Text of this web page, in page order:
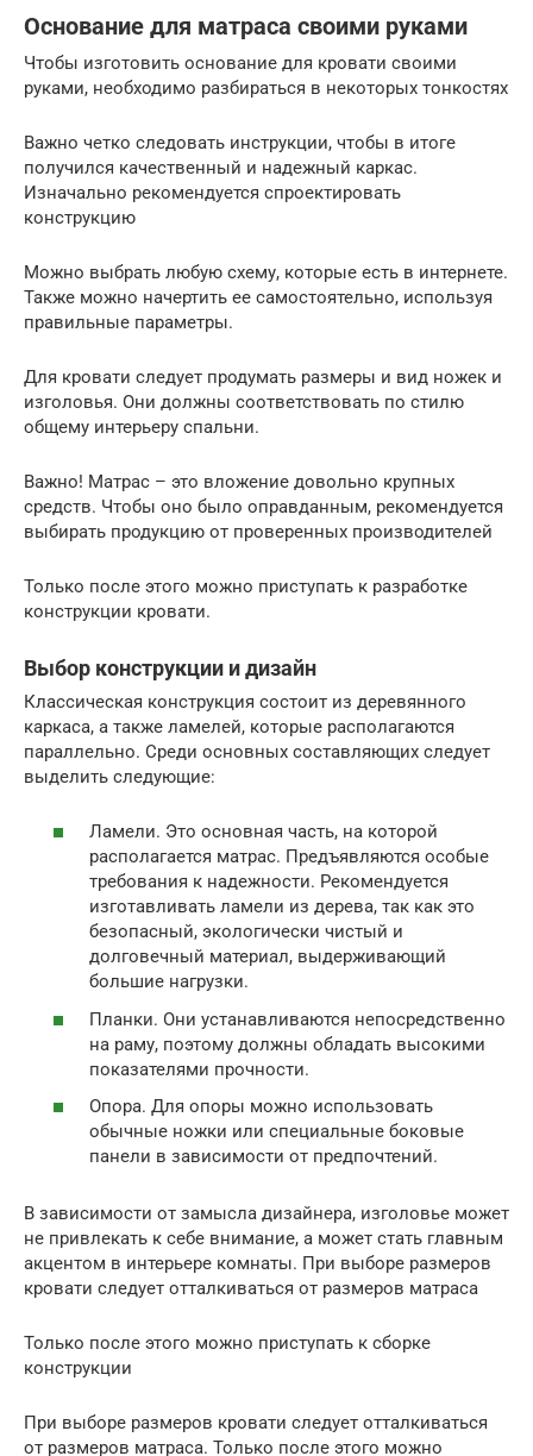
Основание для матраса своими руками
Чтобы изготовить основание для кровати своими
руками, необходимо разбираться в некоторых тонкостях
Важно четко следовать инструкции, чтобы в итоге
получился качественный и надежный каркас.
Изначально рекомендуется спроектировать
конструкцию
Можно выбрать любую схему, которые есть в интернете.
Также можно начертить ее самостоятельно, используя
правильные параметры.
Для кровати следует продумать размеры и вид ножек и
изголовья. Они должны соответствовать по стилю
общему интерьеру спальни.
Важно! Матрас – это вложение довольно крупных
средств. Чтобы оно было оправданным, рекомендуется
выбирать продукцию от проверенных производителей
Только после этого можно приступать к разработке
конструкции кровати.
Выбор конструкции и дизайн
Классическая конструкция состоит из деревянного
каркаса, а также ламелей, которые располагаются
параллельно. Среди основных составляющих следует
выделить следующие:
Ламели. Это основная часть, на которой
располагается матрас. Предъявляются особые
требования к надежности. Рекомендуется
изготавливать ламели из дерева, так как это
безопасный, экологически чистый и
долговечный материал, выдерживающий
большие нагрузки.
Планки. Они устанавливаются непосредственно
на раму, поэтому должны обладать высокими
показателями прочности.
Опора. Для опоры можно использовать
обычные ножки или специальные боковые
панели в зависимости от предпочтений.
В зависимости от замысла дизайнера, изголовье может
не привлекать к себе внимание, а может стать главным
акцентом в интерьере комнаты. При выборе размеров
кровати следует отталкиваться от размеров матраса
Только после этого можно приступать к сборке
конструкции
При выборе размеров кровати следует отталкиваться
от размеров матраса. Только после этого можно